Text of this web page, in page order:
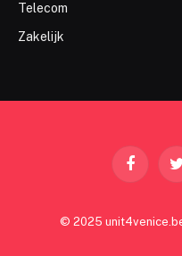
Telecom
Zakelijk
Facebook
© 2025